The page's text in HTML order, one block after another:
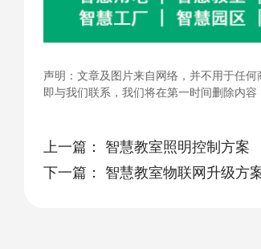
声明：文章及图片来自网络，并不用于任
即与我们联系，我们将在第一时间删除内容
上一篇： 智慧教室照明控制方案
下一篇： 智慧教室物联网升级方